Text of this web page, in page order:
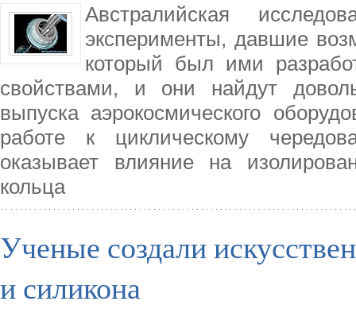
Австралийская
эксперименты, давшие
который был ими
свойствами, и они найдут
выпуска аэрокосмического
работе к циклическому
оказывает влияние на
кольца
Ученые создали
и силикона